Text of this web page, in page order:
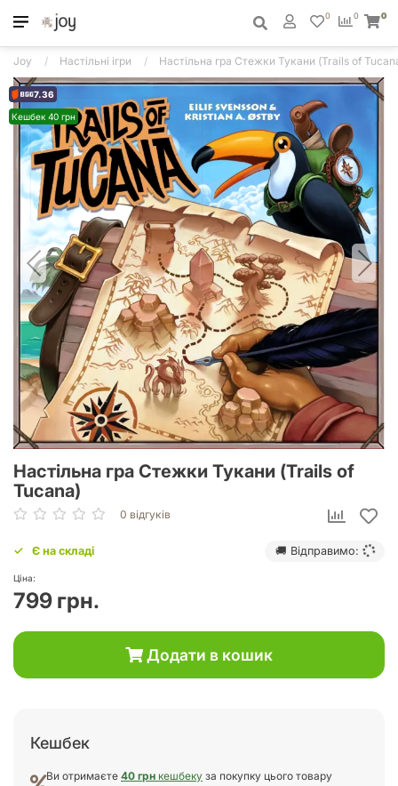
0
0 0
Joy Настільні ігри Настільна гра Стежки Тукани (Trails of
7.36
Кешбек 40 грн
Настільна гра Стежки Тукани (Trails of
Tucana)
0 відгуків
Є на складі 🚚 Відправимо:
Ціна:
799 грн.
Додати в кошик
Кешбек
Ви отримаєте 40 грн кешбеку за покупку цього товару